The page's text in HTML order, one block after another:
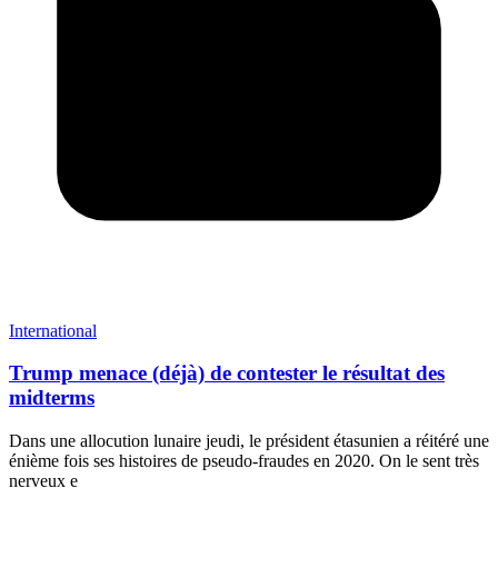
International
Trump menace (déjà) de contester le résultat des
midterms
Dans une allocution lunaire jeudi, le président étasunien a réitéré une
énième fois ses histoires de pseudo-fraudes en 2020. On le sent très
nerveux e